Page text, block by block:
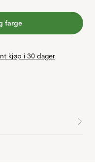
farge
kjøp i 30 dager